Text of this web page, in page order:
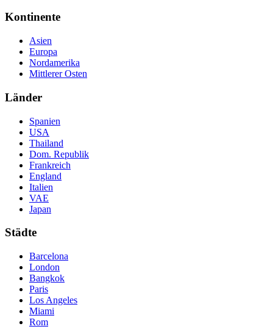
Kontinente
Asien
Europa
Nordamerika
Mittlerer Osten
Länder
Spanien
USA
Thailand
Dom. Republik
Frankreich
England
Italien
VAE
Japan
Städte
Barcelona
London
Bangkok
Paris
Los Angeles
Miami
Rom